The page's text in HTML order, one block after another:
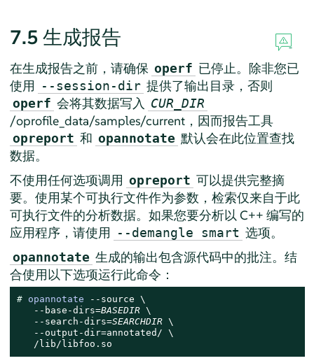
7.5 生成报告
在生成报告之前，请确保 operf 已停止。除非您已
使用
--session-dir 提供了输出目录，否则
operf 会将其数据写入 CUR_DIR
/oprofile_data/samples/current，因而报告工具
opreport 和 opannotate 默认会在此位置查找
数据。
不使用任何选项调用 opreport 可以提供完整摘
要。使用某个可执行文件作为参数，检索仅来自于此
可执行文件的分析数据。如果您要分析以 C++ 编写的
应用程序，请使用
--demangle smart 选项。
opannotate 生成的输出包含源代码中的批注。结
合使用以下选项运行此命令：
# opannotate --source \
   --base-dirs=
BASEDIR \
   --search-dirs=
SEARCHDIR \
   --output-dir=annotated/ \
   /lib/libfoo.so